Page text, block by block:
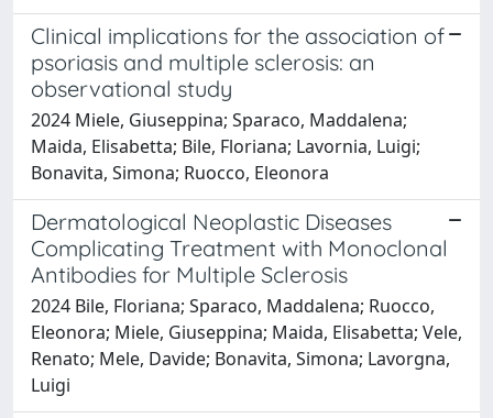
Clinical implications for the association of
psoriasis and multiple sclerosis: an
observational study
2024 Miele, Giuseppina; Sparaco, Maddalena;
Maida, Elisabetta; Bile, Floriana; Lavornia, Luigi;
Bonavita, Simona; Ruocco, Eleonora
Dermatological Neoplastic Diseases
Complicating Treatment with Monoclonal
Antibodies for Multiple Sclerosis
2024 Bile, Floriana; Sparaco, Maddalena; Ruocco,
Eleonora; Miele, Giuseppina; Maida, Elisabetta; Vele,
Renato; Mele, Davide; Bonavita, Simona; Lavorgna,
Luigi